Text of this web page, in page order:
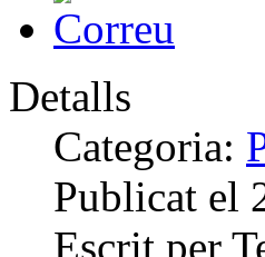
Detalls
Categoria:
Publicat el
Escrit per